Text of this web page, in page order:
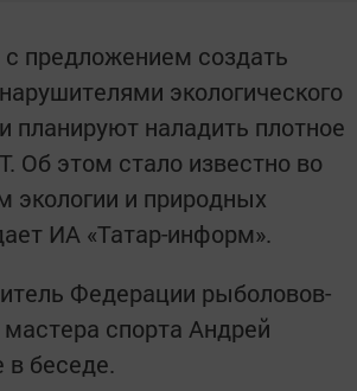
предложением создать
экологического
планируют наладить плотное
Об этом стало известно во
и природных
ИА «Татар-информ».
Федерации рыболовов-
спорта Андрей
беседе.